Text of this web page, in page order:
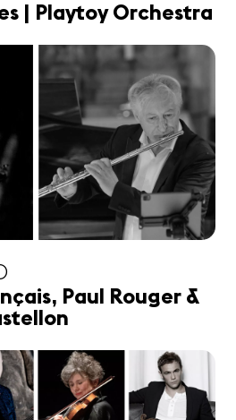
| Playtoy Orchestra
Paul Rouger &